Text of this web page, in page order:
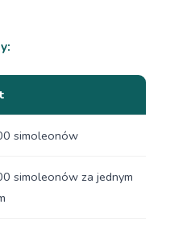
simoleonów
simoleonów za jednym